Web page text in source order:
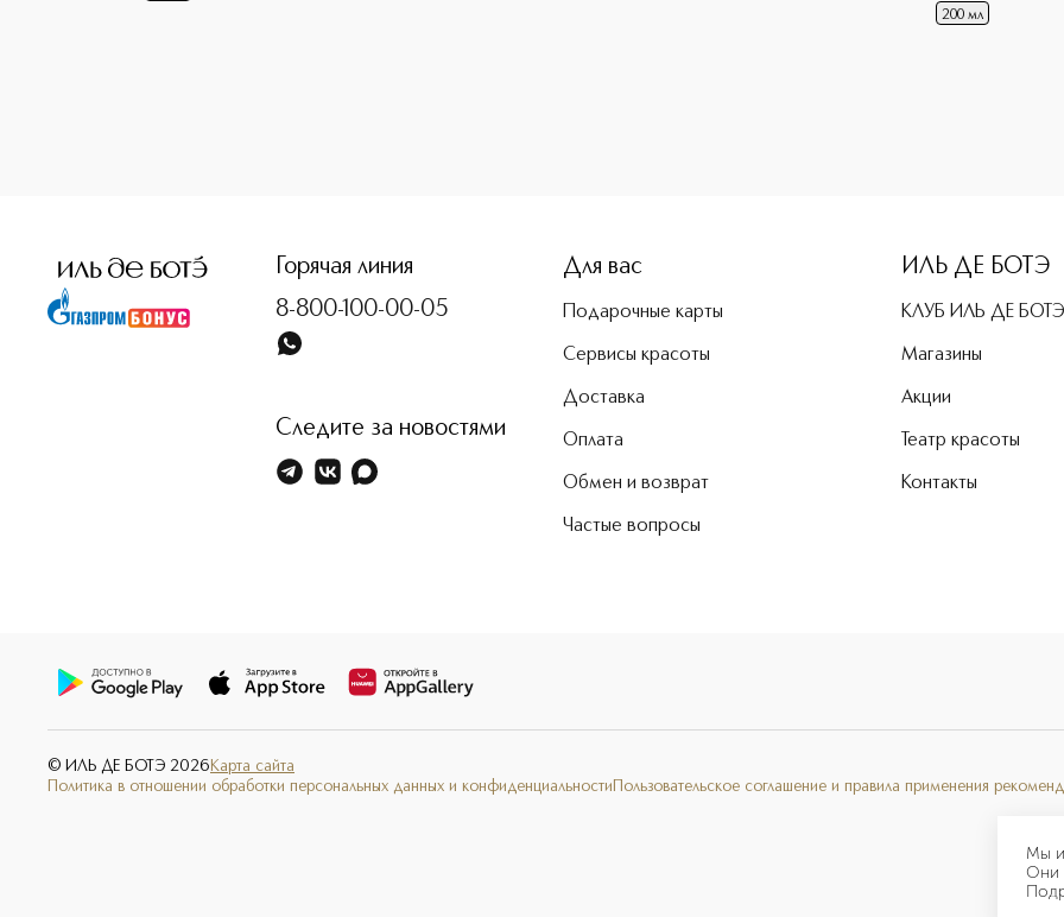
Мы
Они
200 мл
Горячая линия
8-800-100-00-05
Следите за новостями
Для вас
Подарочные карты
Сервисы красоты
Доставка
Оплата
Обмен и возврат
Частые вопросы
ИЛЬ ДЕ БОТЭ
КЛУБ ИЛЬ ДЕ БОТЭ
Магазины
Акции
Театр красоты
Контакты
© ИЛЬ ДЕ БОТЭ 2026 Карта сайта
Политика в отношении обработки персональных данных и конфиденциальности Пользовательское соглашение и правила применения